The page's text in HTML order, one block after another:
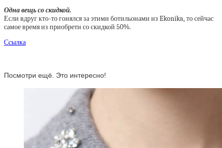
Одна вещь со скидкой.
Если вдруг кто-то гонялся за этими ботильонами из Ekonika, то сейчас
самое время из приобрети со скидкой 50%.
Ссылка
Посмотри ещё. Это интересно!